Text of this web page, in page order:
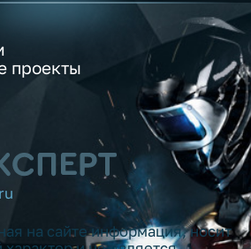
проекты
на сайте информация, носит